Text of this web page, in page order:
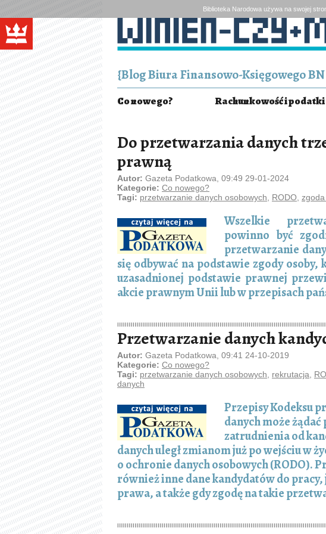
Biblioteka Narodowa używa na swojej
{Blog Biura Finansowo-Księgowego
Co nowego? Rachunkowość i podatki
Do przetwarzania danych
prawną
Autor: Gazeta Podatkowa, 09:49 29-01-2024
Kategorie: Co nowego?
Tagi: przetwarzanie danych osobowych RODO
Wszelkie
powinno być
przetwarzanie
się odbywać na podstawie zgody
uzasadnionej podstawie prawnej
akcie prawnym Unii lub w przepisach
Przetwarzanie danych
Autor: Gazeta Podatkowa, 09:41 24-10-2019
Kategorie: Co nowego?
Tagi: przetwarzanie danych osobowych rekrutacja
danych
Przepisy Kodeksu
danych może
zatrudnienia od
danych uległ zmianom już po wejściu w
o ochronie danych osobowych (RODO).
również inne dane kandydatów do
prawa, a także gdy zgodę na takie